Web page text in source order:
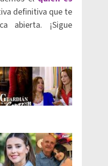
definitiva que te
abierta. ¡Sigue